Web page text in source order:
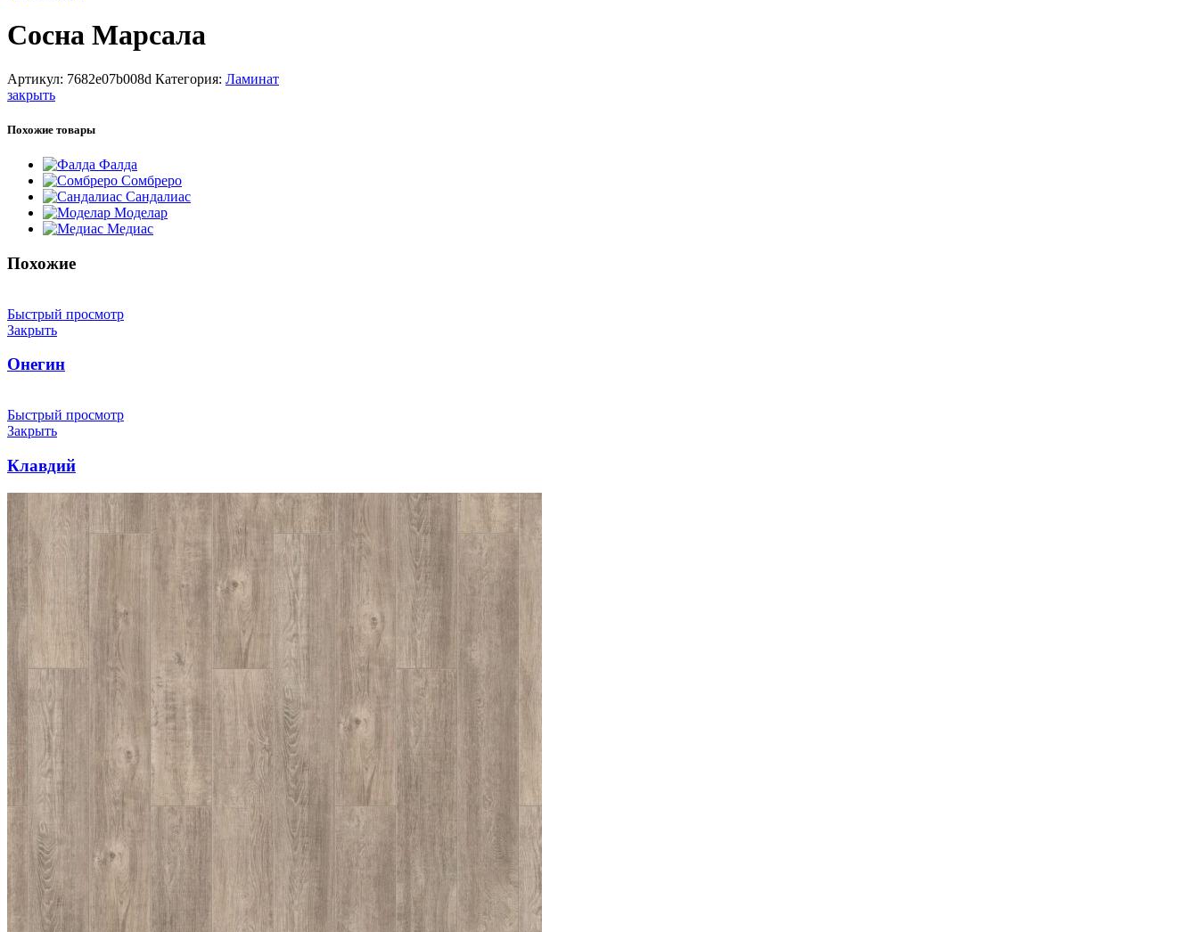
Сосна Марсала
Артикул: 7682e07b008d Категория: Ламинат
закрыть
Похожие товары
Фалда
Сомбреро
Сандалиас
Моделар
Медиас
Похожие
Быстрый просмотр
Закрыть
Онегин
Быстрый просмотр
Закрыть
Клавдий